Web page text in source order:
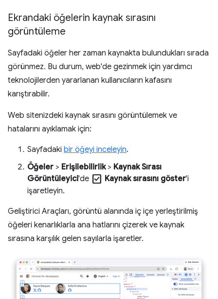
Ekrandaki öğelerin kaynak sırasını
görüntüleme
Sayfadaki öğeler her zaman kaynakta bulundukları sırada
görünmez. Bu durum, web'de gezinmek için yardımcı
teknolojilerden yararlanan kullanıcıların kafasını
karıştırabilir.
Web sitenizdeki kaynak sırasını görüntülemek ve
hatalarını ayıklamak için:
Sayfadaki bir öğeyi inceleyin.
Öğeler > Erişilebilirlik> Kaynak Sırası
Görüntüleyici'de check_box Kaynak sırasını göster'i
işaretleyin.
Geliştirici Araçları, görüntü alanında iç içe yerleştirilmiş
öğeleri kenarlıklarla ana hatlarını çizerek ve kaynak
sırasına karşılık gelen sayılarla işaretler.